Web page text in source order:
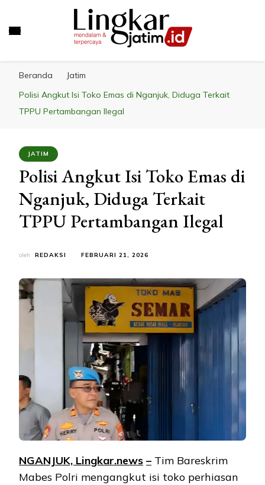
Beranda
Jatim
Polisi Angkut Isi Toko Emas di Nganjuk, Diduga Terkait
TPPU Pertambangan Ilegal
JATIM
Polisi Angkut Isi Toko Emas di
Nganjuk, Diduga Terkait
TPPU Pertambangan Ilegal
oleh REDAKSI FEBRUARI 21, 2026
NGANJUK, Lingkar.news – Tim Bareskrim
Mabes Polri mengangkut isi toko perhiasan